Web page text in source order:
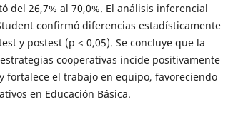
del 26,7% al 70,0%. El análisis inferencial
confirmó diferencias estadísticamente
y postest (p < 0,05). Se concluye que la
cooperativas incide positivamente
fortalece el trabajo en equipo, favoreciendo
en Educación Básica.